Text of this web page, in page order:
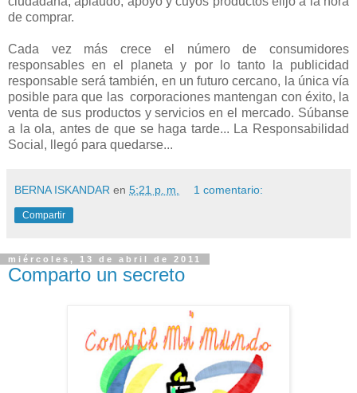
de comprar.
Cada vez más crece el número de consumidores
responsables en el planeta y por lo tanto la publicidad
responsable será también, en un futuro cercano, la única vía
posible para que las corporaciones mantengan con éxito, la
venta de sus productos y servicios en el mercado. Súbanse
a la ola, antes de que se haga tarde... La Responsabilidad
Social, llegó para quedarse...
BERNA ISKANDAR en 5:21 p. m. 1 comentario:
Compartir
miércoles, 13 de abril de 2011
Comparto un secreto